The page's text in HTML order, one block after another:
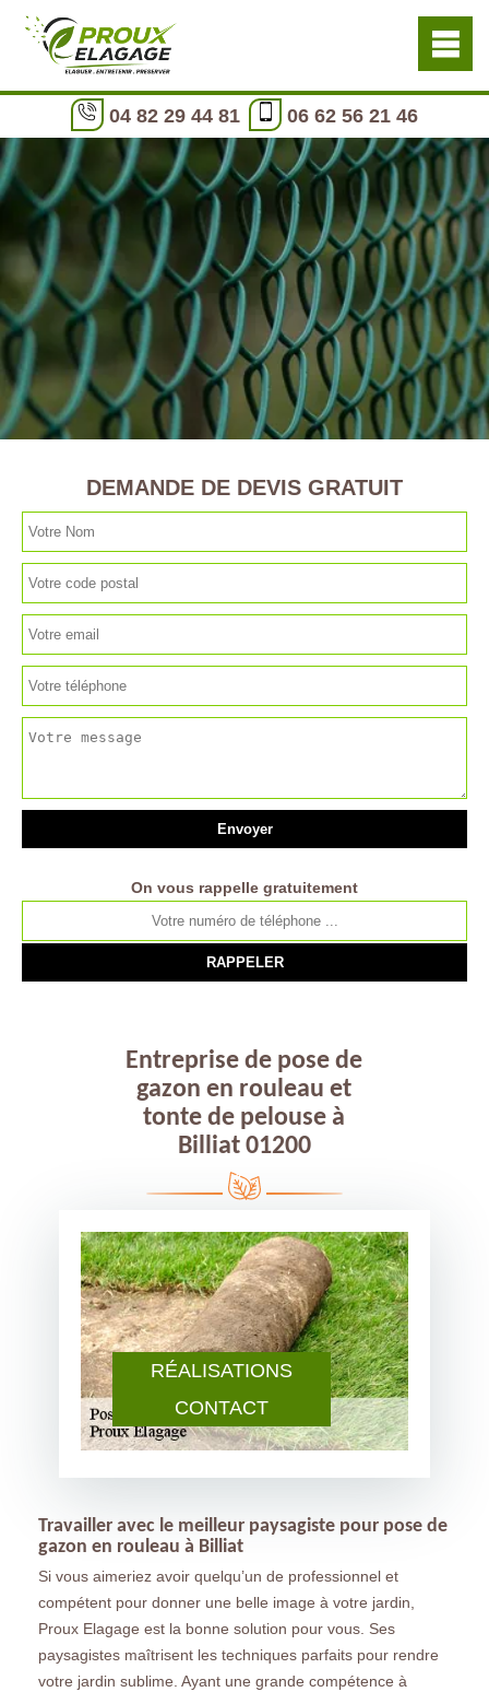
04 82 29 44 81 06 62 56 21 46
RÉALISATIONS
CONTACT
DEMANDE DE DEVIS GRATUIT
On vous rappelle gratuitement
Entreprise de pose de
gazon en rouleau et
tonte de pelouse à
Billiat 01200
Travailler avec le meilleur paysagiste pour pose de
gazon en rouleau à Billiat
Si vous aimeriez avoir quelqu’un de professionnel et
compétent pour donner une belle image à votre jardin,
Proux Elagage est la bonne solution pour vous. Ses
paysagistes maîtrisent les techniques parfaits pour rendre
votre jardin sublime. Ayant une grande compétence à